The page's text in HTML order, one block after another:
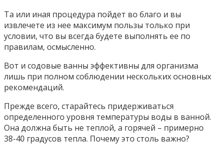
Та или иная процедура пойдет во благо и вы
извлечете из нее максимум пользы только при
условии, что вы всегда будете выполнять ее по
правилам, осмысленно.
Вот и содовые ванны эффективны для организма
лишь при полном соблюдении нескольких основных
рекомендаций.
Прежде всего, старайтесь придерживаться
определенного уровня температуры воды в ванной.
Она должна быть не теплой, а горячей – примерно
38-40 градусов тепла. Почему это столь важно?